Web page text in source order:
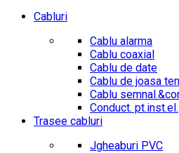
Cabluri
Cablu alarma
Cablu coaxial
Cablu de date
Cablu de joasa
Cablu
Conduct. pt.inst.el.
Trasee cabluri
Jgheaburi PVC